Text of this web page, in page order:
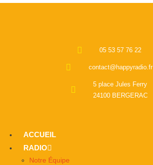
05 53 57 76 22
contact@happyradio.fr
5 place Jules Ferry
24100 BERGERAC
ACCUEIL
RADIO
Notre Équipe